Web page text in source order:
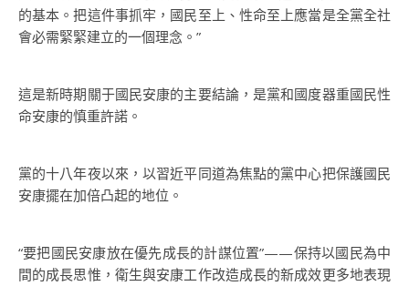
的基本。把這件事抓牢，國民至上、性命至上應當是全黨全社
會必需緊緊建立的一個理念。”
這是新時期關于國民安康的主要結論，是黨和國度器重國民性
命安康的慎重許諾。
黨的十八年夜以來，以習近平同道為焦點的黨中心把保護國民
安康擺在加倍凸起的地位。
“要把國民安康放在優先成長的計謀位置”——保持以國民為中
間的成長思惟，衛生與安康工作改造成長的新成效更多地表現